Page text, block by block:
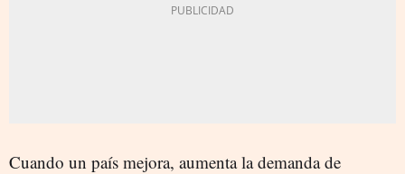
Cuando un país mejora, aumenta la demanda de